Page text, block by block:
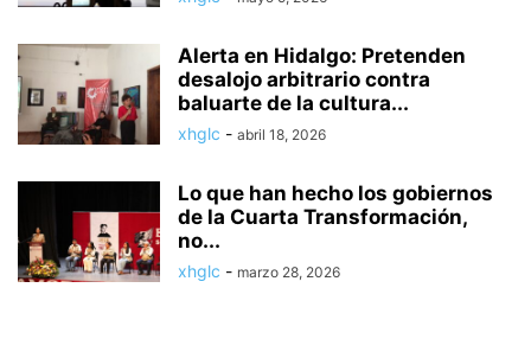
Alerta en Hidalgo: Pretenden
desalojo arbitrario contra
baluarte de la cultura...
xhglc - abril 18, 2026
Lo que han hecho los gobiernos
de la Cuarta Transformación,
no...
xhglc - marzo 28, 2026